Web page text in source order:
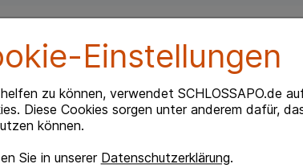
Einstellungen
zu können, verwendet SCHLOSSAPO.de
Diese Cookies sorgen unter anderem dafür,
können.
Sie in unserer Datenschutzerklärung.
klaren Schutzfilm für
das aufgrund seiner
besonders lang haftenden